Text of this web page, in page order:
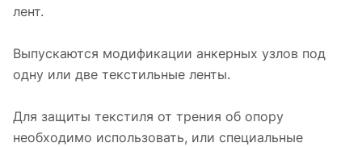
лент.
Выпускаются модификации анкерных узлов под
одну или две текстильные ленты.
Для защиты текстиля от трения об опору
необходимо использовать, или специальные